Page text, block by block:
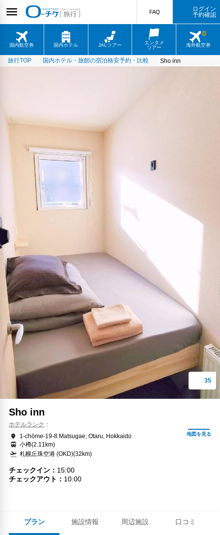
国内航空券 国内ホテル JALツアー
エンタメ
ツアー
海外航空券
FAQ
ログイン
予約確認
旅行TOP 国内ホテル・旅館の宿泊格安予約・比較 Sho inn
プラン 施設情報 周辺施設 口コミ
Sho inn
ホテルランク
1-chōme-19-8 Matsugae, Otaru, Hokkaido
小樽(2.11km)
札幌丘珠空港 (OKD)(32km)
チェックイン
15:00
チェックアウト
10:00